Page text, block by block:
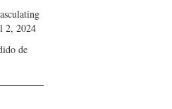
2, 2024
de